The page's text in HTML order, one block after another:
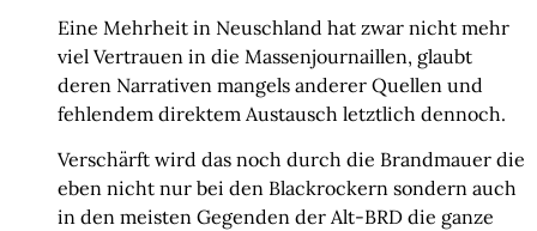
Eine Mehrheit in Neuschland hat zwar nicht mehr
viel Vertrauen in die Massenjournaillen, glaubt
deren Narrativen mangels anderer Quellen und
fehlendem direktem Austausch letztlich dennoch.
Verschärft wird das noch durch die Brandmauer die
eben nicht nur bei den Blackrockern sondern auch
in den meisten Gegenden der Alt-BRD die ganze